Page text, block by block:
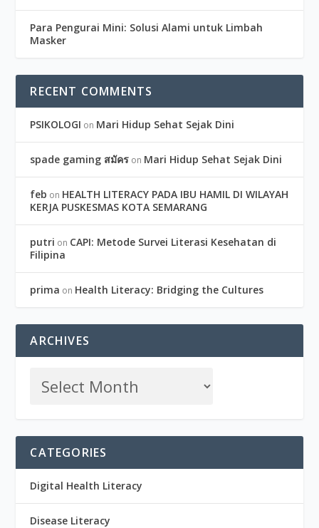
Para Pengurai Mini: Solusi Alami untuk Limbah
Masker
RECENT COMMENTS
PSIKOLOGI on Mari Hidup Sehat Sejak Dini
spade gaming สมัคร on Mari Hidup Sehat Sejak Dini
feb on HEALTH LITERACY PADA IBU HAMIL DI WILAYAH
KERJA PUSKESMAS KOTA SEMARANG
putri on CAPI: Metode Survei Literasi Kesehatan di
Filipina
prima on Health Literacy: Bridging the Cultures
ARCHIVES
CATEGORIES
Digital Health Literacy
Disease Literacy